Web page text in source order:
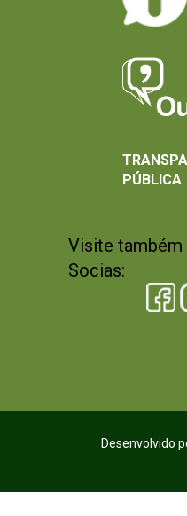
Visite também
Socias:
PÚBLICA
Desenvolvido